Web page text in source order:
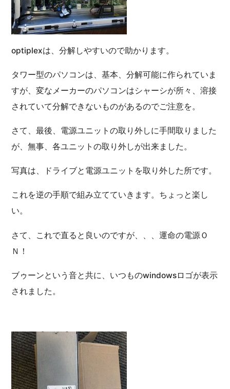
optiplexは、分解しやすいので助かります。
タワー型のパソコンは、基本、分解可能に作られていま
すが、変なメーカーのパソコンはシャーシが所々、溶接
されていて分解できないものがあるのでご注意を。
さて、最後、電源ユニットの取り外しに手間取りました
が、無事、各ユニットの取り外しが出来ました。
写真は、ドライブと電源ユニットを取り外した所です。
これを逆の手順で組み立てていきます。ちょっと楽し
い。
さて、これで直ると良いのですが、、、運命の電源Ｏ
Ｎ！
ブゥーンという音と共に、いつものwindowsロゴが表示
されました。